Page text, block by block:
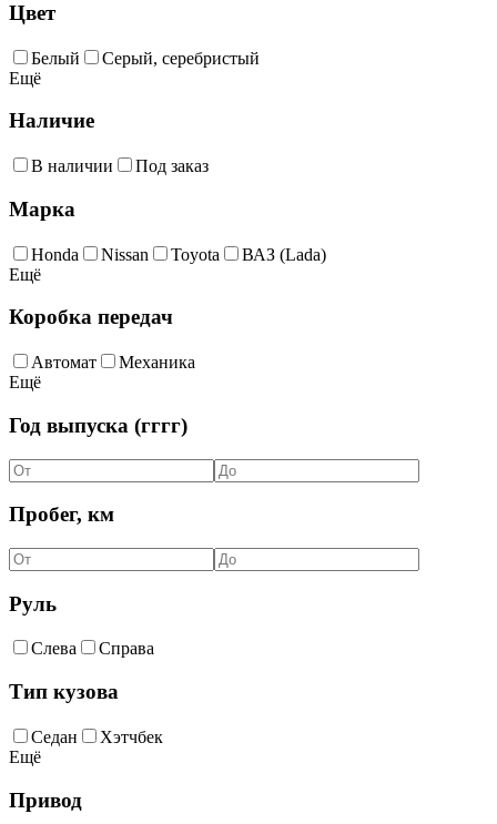
Цвет
Белый
Серый, серебристый
Ещё
Наличие
В наличии Под заказ
Марка
Honda Nissan Toyota
ВАЗ (Lada)
Ещё
Коробка передач
Автомат
Механика
Ещё
Год выпуска (гггг)
Пробег, км
Руль
Слева Справа
Тип кузова
Седан
Хэтчбек
Ещё
Привод